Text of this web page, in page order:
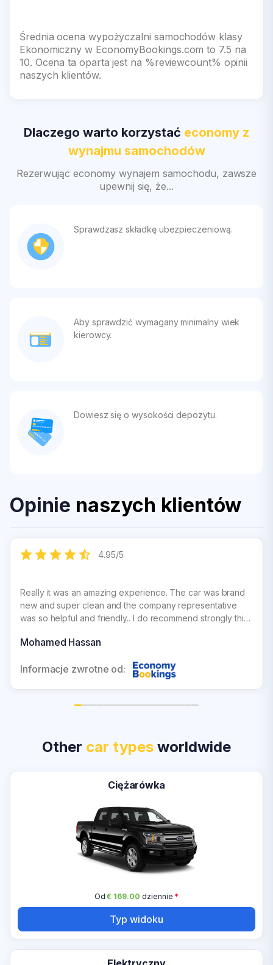
Średnia ocena wypożyczalni samochodów klasy
Ekonomiczny w EconomyBookings.com to 7.5 na
10. Ocena ta oparta jest na %reviewcount% opinii
naszych klientów.
Dlaczego warto korzystać economy z
wynajmu samochodów
Rezerwując economy wynajem samochodu, zawsze
upewnij się, że...
Sprawdzasz składkę ubezpieczeniową.
Aby sprawdzić wymagany minimalny wiek
kierowcy.
Dowiesz się o wysokości depozytu.
Opinie naszych klientów
4.95/5
Really it was an amazing experience. The car was brand
new and super clean and the company representative
was so helpful and friendly.. I do recommend strongly this
Mohamed Hassan
Informacje zwrotne od:
Other car types worldwide
Ciężarówka
Od€ 169.00 dziennie *
Typ widoku